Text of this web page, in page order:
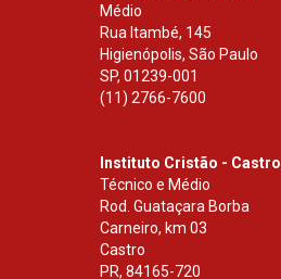
Médio
Rua Itambé, 145
Higienópolis, São Paulo
SP, 01239-001
(11) 2766-7600
Instituto Cristão - Castro
Técnico e Médio
Rod. Guataçara Borba
Carneiro, km 03
Castro
PR, 84165-720